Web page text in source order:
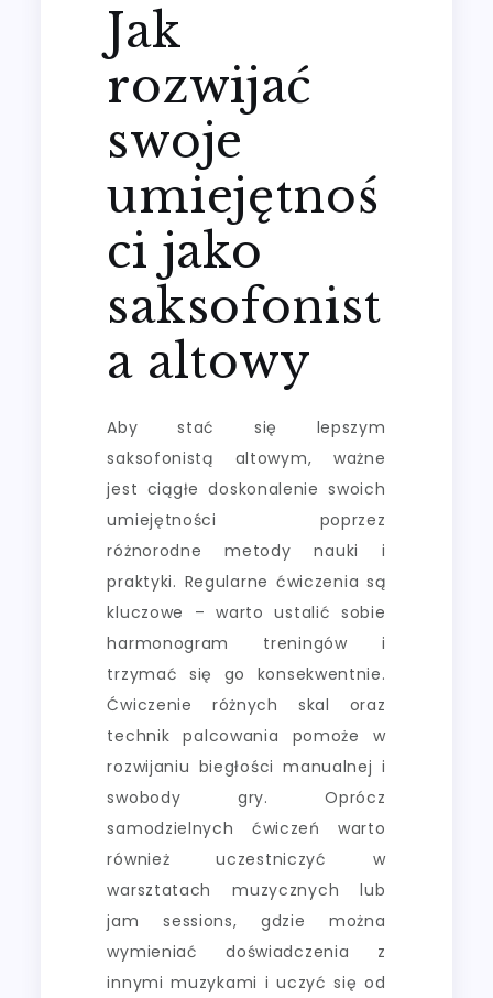
Jak
rozwijać
swoje
umiejętnoś
ci jako
saksofonist
a altowy
Aby stać się lepszym
saksofonistą altowym, ważne
jest ciągłe doskonalenie swoich
umiejętności poprzez
różnorodne metody nauki i
praktyki. Regularne ćwiczenia są
kluczowe – warto ustalić sobie
harmonogram treningów i
trzymać się go konsekwentnie.
Ćwiczenie różnych skal oraz
technik palcowania pomoże w
rozwijaniu biegłości manualnej i
swobody gry. Oprócz
samodzielnych ćwiczeń warto
również uczestniczyć w
warsztatach muzycznych lub
jam sessions, gdzie można
wymieniać doświadczenia z
innymi muzykami i uczyć się od